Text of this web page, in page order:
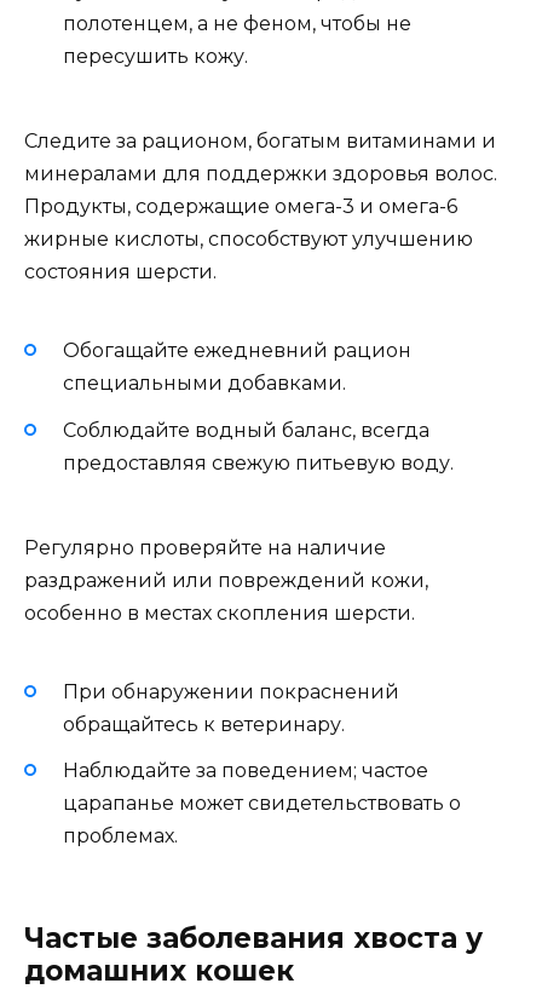
полотенцем, а не феном, чтобы не
пересушить кожу.
Следите за рационом, богатым витаминами и
минералами для поддержки здоровья волос.
Продукты, содержащие омега-3 и омега-6
жирные кислоты, способствуют улучшению
состояния шерсти.
Обогащайте ежедневний рацион
специальными добавками.
Соблюдайте водный баланс, всегда
предоставляя свежую питьевую воду.
Регулярно проверяйте на наличие
раздражений или повреждений кожи,
особенно в местах скопления шерсти.
При обнаружении покраснений
обращайтесь к ветеринару.
Наблюдайте за поведением; частое
царапанье может свидетельствовать о
проблемах.
Частые заболевания хвоста у
домашних кошек